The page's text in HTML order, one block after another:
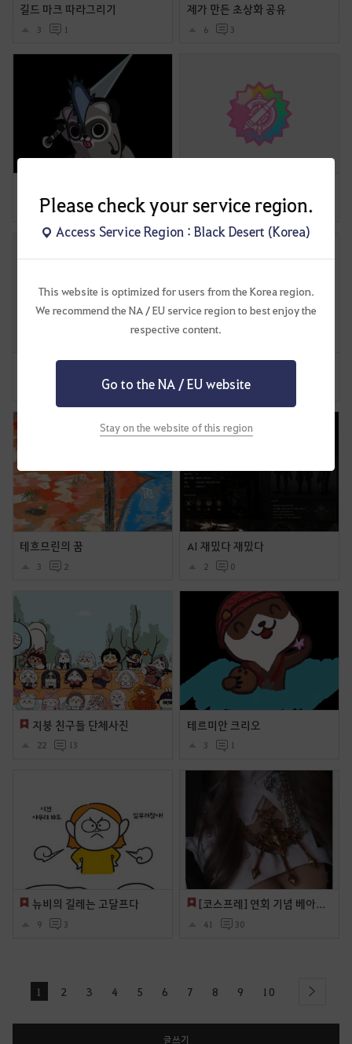
Please check your service region.
Access Service Region : Black Desert (Korea)
This website is optimized for users from the Korea region.
We recommend the NA / EU service region to best enjoy the
respective content.
Go to the NA / EU website
Stay on the website of this region
길드 마크 따라그리기
3 1
제가 만든 초상화 공유
6 3
7 3 7 8
초상화 업데이트
10 4
테흐므린의 꿈
3 2
AI 재밌다 재밌다
2 0
지붕 친구들 단체사진
22 13
테르미안 크리오
3 1
뉴비의 길레는 고달프다
9 3
[코스프레] 연회 기념 베아테 코스프레
41 30
1 2 3 4 5 6 7 8 9 10 next
글쓰기